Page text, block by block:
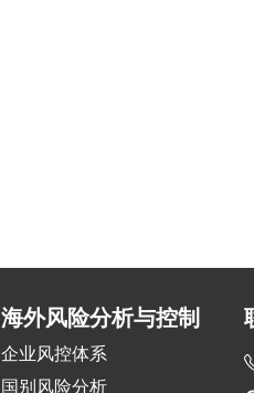
海外风险分析与控制
企业风控体系
国别风险分析